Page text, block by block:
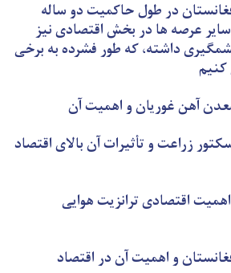
در طول حاکمیت دو ساله
عرصه ها در بخش اقتصادی نیز
داشته، که طور فشرده به برخی
کنیم
آهن غوریان و اهمیت آن
زراعت و تأثیرات آن بالای اقتصاد
اقتصادی ترانزیت هوایی
و اهمیت آن در اقتصاد